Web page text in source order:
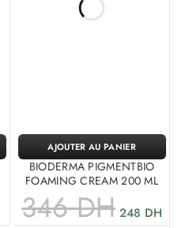
BIODERMA PIGMENTBIO
FOAMING CREAM 200 ML
346DH 248 DH
AJOUTER AU PANIER